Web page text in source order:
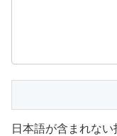
日本語が含まれな